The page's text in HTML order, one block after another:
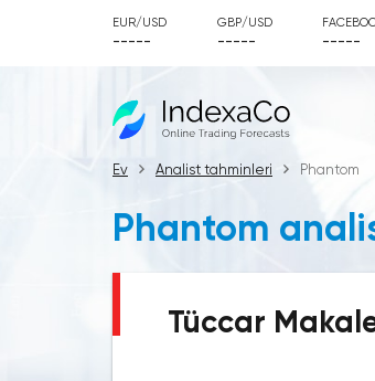
EUR/USD
-----
GBP/USD
----- -----
Ev Analist tahminleri Phantom
Phantom
Tüccar